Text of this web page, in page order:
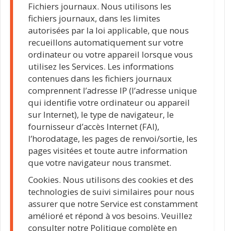
Fichiers journaux. Nous utilisons les
fichiers journaux, dans les limites
autorisées par la loi applicable, que nous
recueillons automatiquement sur votre
ordinateur ou votre appareil lorsque vous
utilisez les Services. Les informations
contenues dans les fichiers journaux
comprennent l’adresse IP (l’adresse unique
qui identifie votre ordinateur ou appareil
sur Internet), le type de navigateur, le
fournisseur d’accès Internet (FAI),
l’horodatage, les pages de renvoi/sortie, les
pages visitées et toute autre information
que votre navigateur nous transmet.
Cookies. Nous utilisons des cookies et des
technologies de suivi similaires pour nous
assurer que notre Service est constamment
amélioré et répond à vos besoins. Veuillez
consulter notre Politique complète en